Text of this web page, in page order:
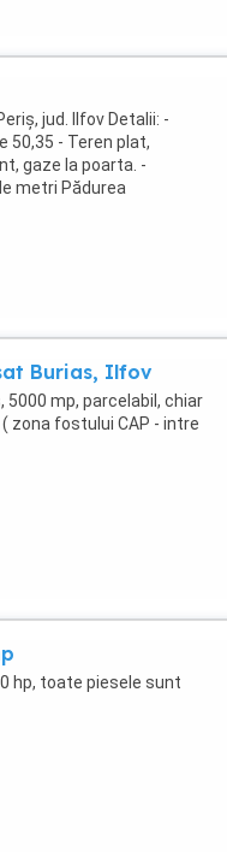
jud. Ilfov Detalii: -
50,35 - Teren plat,
gaze la poarta. -
metri Pădurea
Burias, Ilfov
mp, parcelabil, chiar
zona fostului CAP - intre
hp, toate piesele sunt